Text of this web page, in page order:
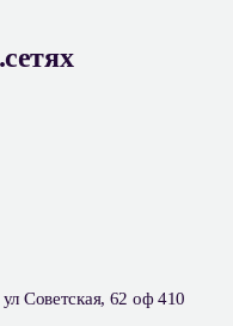
Советская, 62 оф 410